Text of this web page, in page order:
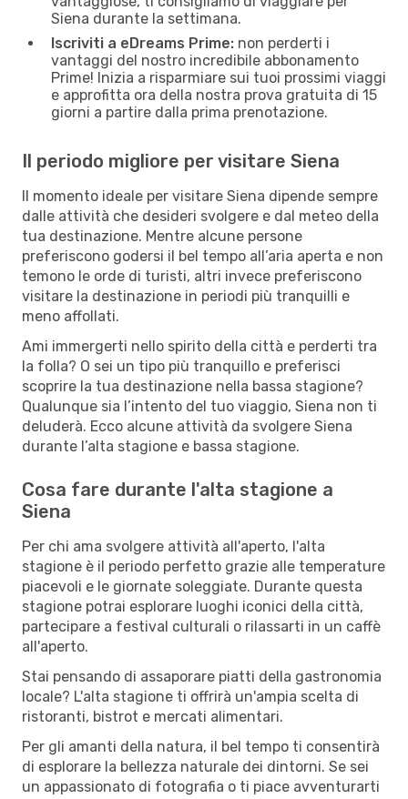
Siena durante la settimana.
Iscriviti a eDreams Prime: non perderti i
vantaggi del nostro incredibile abbonamento
Prime! Inizia a risparmiare sui tuoi prossimi viaggi
e approfitta ora della nostra prova gratuita di 15
giorni a partire dalla prima prenotazione.
Il periodo migliore per visitare Siena
Il momento ideale per visitare Siena dipende sempre
dalle attività che desideri svolgere e dal meteo della
tua destinazione. Mentre alcune persone
preferiscono godersi il bel tempo all’aria aperta e non
temono le orde di turisti, altri invece preferiscono
visitare la destinazione in periodi più tranquilli e
meno affollati.
Ami immergerti nello spirito della città e perderti tra
la folla? O sei un tipo più tranquillo e preferisci
scoprire la tua destinazione nella bassa stagione?
Qualunque sia l’intento del tuo viaggio, Siena non ti
deluderà. Ecco alcune attività da svolgere Siena
durante l’alta stagione e bassa stagione.
Cosa fare durante l'alta stagione a
Siena
Per chi ama svolgere attività all'aperto, l'alta
stagione è il periodo perfetto grazie alle temperature
piacevoli e le giornate soleggiate. Durante questa
stagione potrai esplorare luoghi iconici della città,
partecipare a festival culturali o rilassarti in un caffè
all'aperto.
Stai pensando di assaporare piatti della gastronomia
locale? L'alta stagione ti offrirà un'ampia scelta di
ristoranti, bistrot e mercati alimentari.
Per gli amanti della natura, il bel tempo ti consentirà
di esplorare la bellezza naturale dei dintorni. Se sei
un appassionato di fotografia o ti piace avventurarti